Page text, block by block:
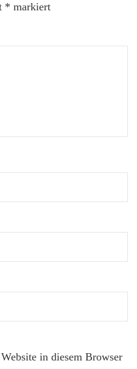
* markiert
in diesem Browser